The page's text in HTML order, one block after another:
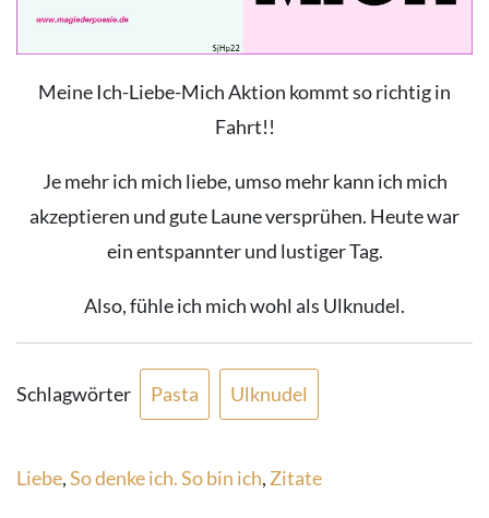
Meine Ich-Liebe-Mich Aktion kommt so richtig in
Fahrt!!
Je mehr ich mich liebe, umso mehr kann ich mich
akzeptieren und gute Laune versprühen. Heute war
ein entspannter und lustiger Tag.
Also, fühle ich mich wohl als Ulknudel.
Schlagwörter Pasta Ulknudel
Liebe,So denke ich. So bin ich,Zitate